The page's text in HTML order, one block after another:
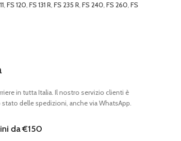
, FS 120, FS 131 R, FS 235 R, FS 240, FS 260, FS
in tutta Italia. Il nostro servizio clienti è
delle spedizioni, anche via WhatsApp.
da €150